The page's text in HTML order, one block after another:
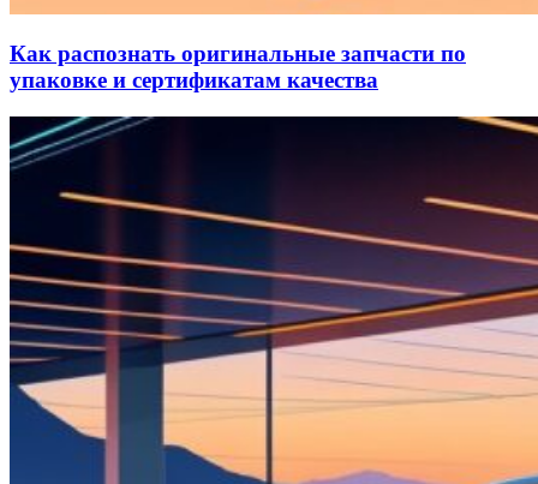
Как распознать оригинальные запчасти по
упаковке и сертификатам качества